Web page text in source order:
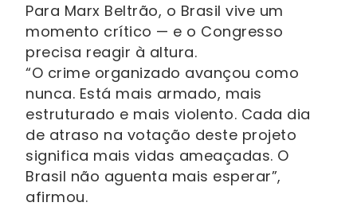
Para Marx Beltrão, o Brasil vive um
momento crítico — e o Congresso
precisa reagir à altura.
“O crime organizado avançou como
nunca. Está mais armado, mais
estruturado e mais violento. Cada dia
de atraso na votação deste projeto
significa mais vidas ameaçadas. O
Brasil não aguenta mais esperar”,
afirmou.